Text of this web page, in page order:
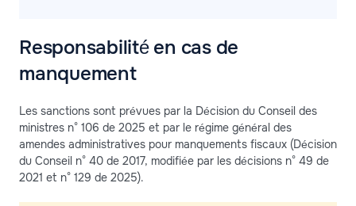
Responsabilité en cas de
manquement
Les sanctions sont prévues par la Décision du Conseil des
ministres n° 106 de 2025 et par le régime général des
amendes administratives pour manquements fiscaux (Décision
du Conseil n° 40 de 2017, modifiée par les décisions n° 49 de
2021 et n° 129 de 2025).